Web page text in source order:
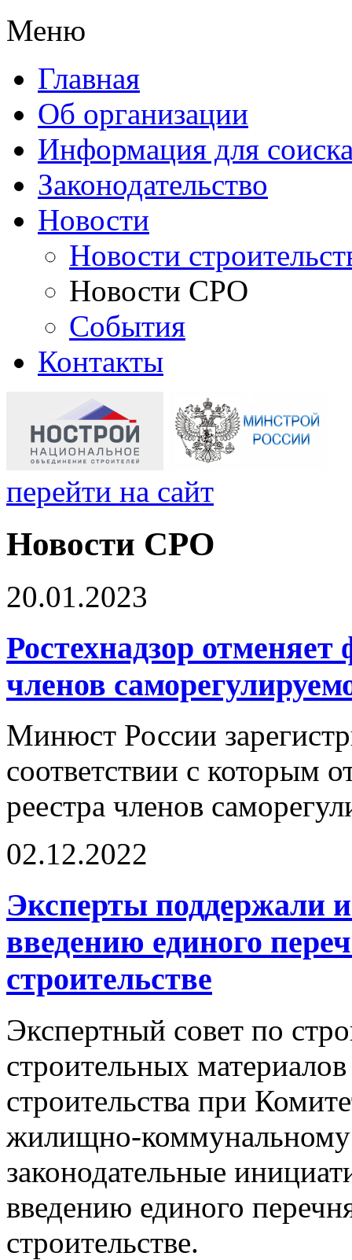
Меню
Главная
Об организации
Информация для
Законодательство
Новости
Новости
Новости СРО
События
Контакты
перейти на сайт
Новости СРО
20.01.2023
Ростехнадзор
членов
Минюст России
соответствии с которым
реестра членов
02.12.2022
Эксперты поддержали
введению единого
строительстве
Экспертный совет по
строительных
строительства при
жилищно-коммунальному
законодательные
введению единого
строительстве.